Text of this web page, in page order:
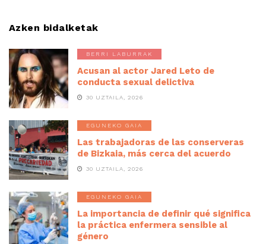
Azken bidalketak
BERRI LABURRAK
Acusan al actor Jared Leto de
conducta sexual delictiva
30 UZTAILA, 2026
EGUNEKO GAIA
Las trabajadoras de las conserveras
de Bizkaia, más cerca del acuerdo
30 UZTAILA, 2026
EGUNEKO GAIA
La importancia de definir qué significa
la práctica enfermera sensible al
género